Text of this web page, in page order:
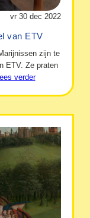
vr 30 dec 2022
van ETV
zijn te
ETV. Ze praten
verder